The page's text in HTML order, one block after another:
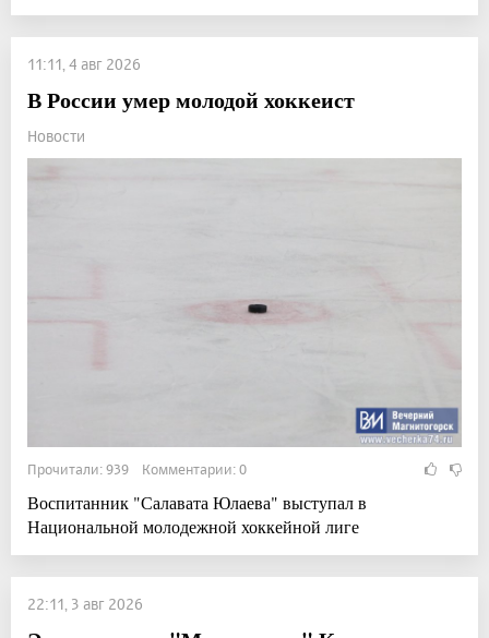
11:11, 4 авг 2026
В России умер молодой хоккеист
Новости
Прочитали: 939 Комментарии: 0
Воспитанник "Салавата Юлаева" выступал в
Национальной молодежной хоккейной лиге
22:11, 3 авг 2026